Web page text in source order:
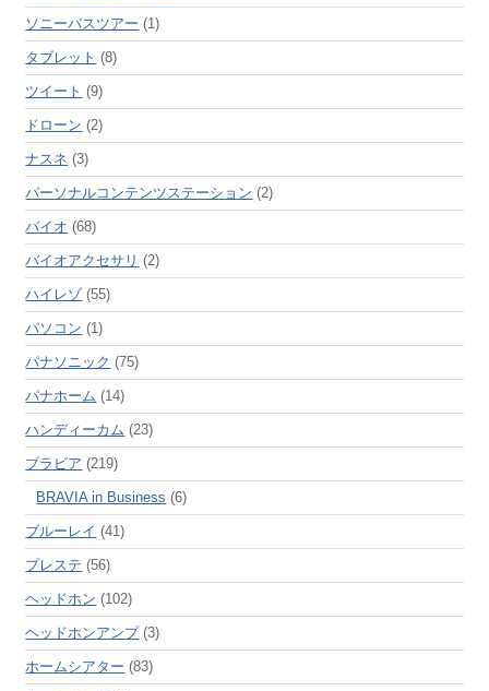
ソニーバスツアー (1)
タブレット (8)
ツイート (9)
ドローン (2)
ナスネ (3)
パーソナルコンテンツステーション (2)
バイオ (68)
バイオアクセサリ (2)
ハイレゾ(55)
パソコン (1)
パナソニック (75)
パナホーム (14)
ハンディーカム (23)
ブラビア (219)
BRAVIA in Business (6)
ブルーレイ (41)
プレステ (56)
ヘッドホン (102)
ヘッドホンアンプ(3)
ホームシアター (83)